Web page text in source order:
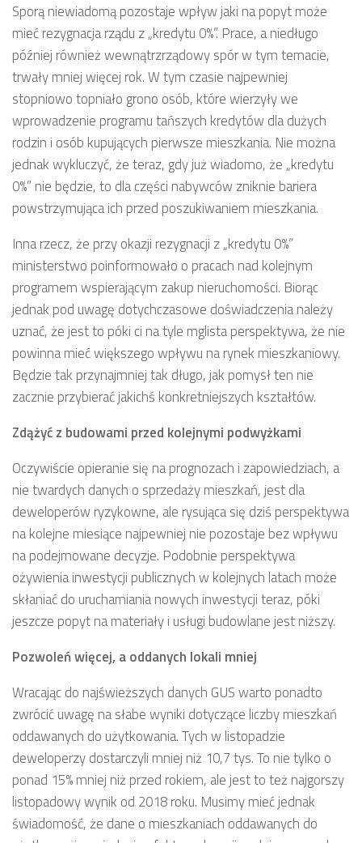
Sporą niewiadomą pozostaje wpływ jaki na popyt może
mieć rezygnacja rządu z „kredytu 0%”. Prace, a niedługo
później również wewnątrzrządowy spór w tym temacie,
trwały mniej więcej rok. W tym czasie najpewniej
stopniowo topniało grono osób, które wierzyły we
wprowadzenie programu tańszych kredytów dla dużych
rodzin i osób kupujących pierwsze mieszkania. Nie można
jednak wykluczyć, że teraz, gdy już wiadomo, że „kredytu
0%” nie będzie, to dla części nabywców zniknie bariera
powstrzymująca ich przed poszukiwaniem mieszkania.
Inna rzecz, że przy okazji rezygnacji z „kredytu 0%”
ministerstwo poinformowało o pracach nad kolejnym
programem wspierającym zakup nieruchomości. Biorąc
jednak pod uwagę dotychczasowe doświadczenia należy
uznać, że jest to póki ci na tyle mglista perspektywa, że nie
powinna mieć większego wpływu na rynek mieszkaniowy.
Będzie tak przynajmniej tak długo, jak pomysł ten nie
zacznie przybierać jakichś konkretniejszych kształtów.
Zdążyć z budowami przed kolejnymi podwyżkami
Oczywiście opieranie się na prognozach i zapowiedziach, a
nie twardych danych o sprzedaży mieszkań, jest dla
deweloperów ryzykowne, ale rysująca się dziś perspektywa
na kolejne miesiące najpewniej nie pozostaje bez wpływu
na podejmowane decyzje. Podobnie perspektywa
ożywienia inwestycji publicznych w kolejnych latach może
skłaniać do uruchamiania nowych inwestycji teraz, póki
jeszcze popyt na materiały i usługi budowlane jest niższy.
Pozwoleń więcej, a oddanych lokali mniej
Wracając do najświeższych danych GUS warto ponadto
zwrócić uwagę na słabe wyniki dotyczące liczby mieszkań
oddawanych do użytkowania. Tych w listopadzie
deweloperzy dostarczyli mniej niż 10,7 tys. To nie tylko o
ponad 15% mniej niż przed rokiem, ale jest to też najgorszy
listopadowy wynik od 2018 roku. Musimy mieć jednak
świadomość, że dane o mieszkaniach oddawanych do